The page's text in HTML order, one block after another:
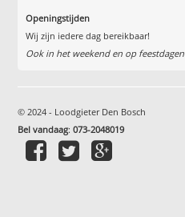
Openingstijden
Wij zijn iedere dag bereikbaar!
Ook in het weekend en op feestdagen
© 2024 - Loodgieter Den Bosch
Bel vandaag:073-2048019